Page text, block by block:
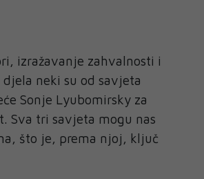
izražavanje zahvalnosti i
neki su od savjeta
Sonje Lyubomirsky za
Sva tri savjeta mogu nas
što je, prema njoj, ključ